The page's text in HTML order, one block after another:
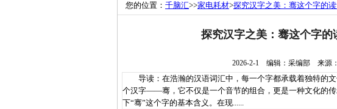
您的位置： 千脑汇>>家电耗材>探究汉字之美：骞这个字的
探究汉字之美：骞这个字的
2026-2-1 编辑：采编部 来源
导读：在浩瀚的汉语词汇中，每一个字都承载着独特的文
个汉字——骞，它不仅是一个音节的组合，更是一种文化的
下“骞”这个字的基本含义。在现......